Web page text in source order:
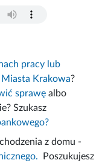
pracy lub
Krakowa?
sprawę albo
Szukasz
z domu -
Poszukujesz